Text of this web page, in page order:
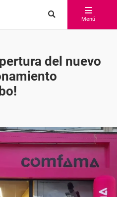
Menú
del nuevo